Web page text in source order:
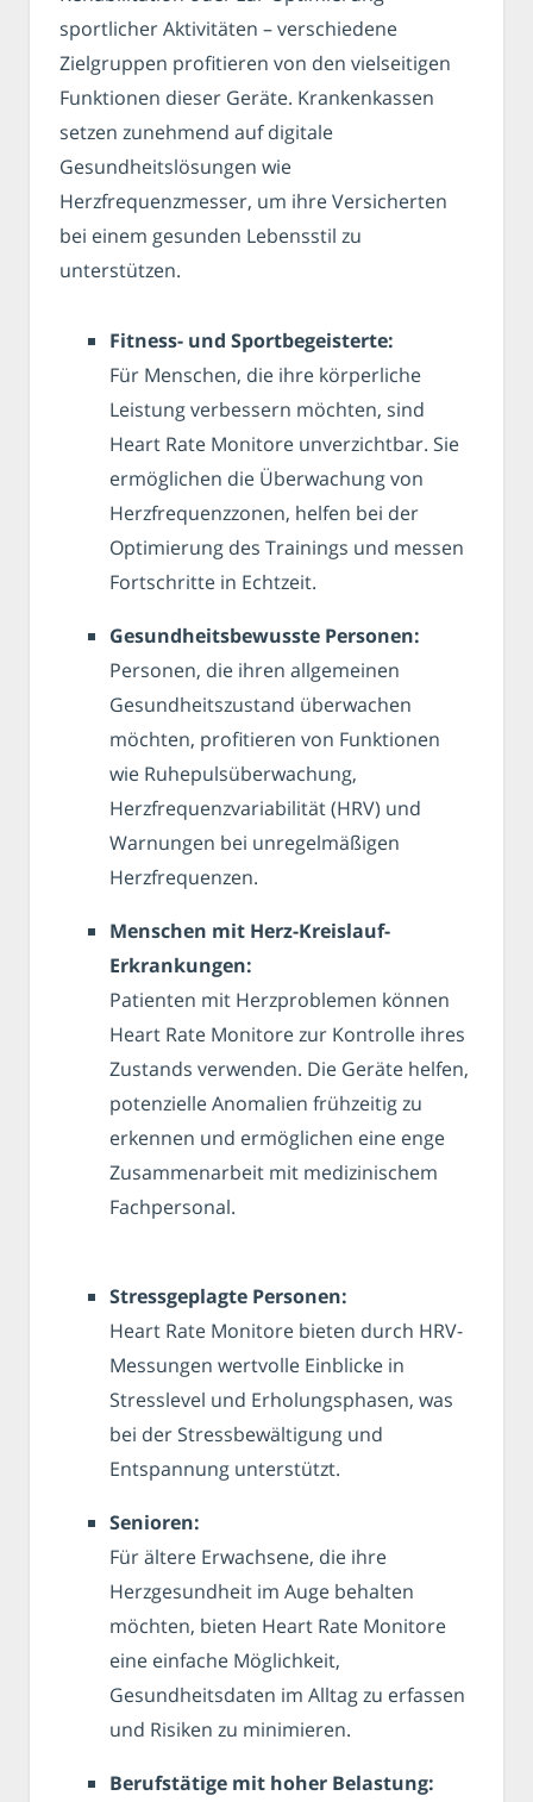
sportlicher Aktivitäten – verschiedene
Zielgruppen profitieren von den vielseitigen
Funktionen dieser Geräte. Krankenkassen
setzen zunehmend auf digitale
Gesundheitslösungen wie
Herzfrequenzmesser, um ihre Versicherten
bei einem gesunden Lebensstil zu
unterstützen.
Fitness- und Sportbegeisterte:
Für Menschen, die ihre körperliche
Leistung verbessern möchten, sind
Heart Rate Monitore unverzichtbar. Sie
ermöglichen die Überwachung von
Herzfrequenzzonen, helfen bei der
Optimierung des Trainings und messen
Fortschritte in Echtzeit.
Gesundheitsbewusste Personen:
Personen, die ihren allgemeinen
Gesundheitszustand überwachen
möchten, profitieren von Funktionen
wie Ruhepulsüberwachung,
Herzfrequenzvariabilität (HRV) und
Warnungen bei unregelmäßigen
Herzfrequenzen.
Menschen mit Herz-Kreislauf-
Erkrankungen:
Patienten mit Herzproblemen können
Heart Rate Monitore zur Kontrolle ihres
Zustands verwenden. Die Geräte helfen,
potenzielle Anomalien frühzeitig zu
erkennen und ermöglichen eine enge
Zusammenarbeit mit medizinischem
Fachpersonal.
Stressgeplagte Personen:
Heart Rate Monitore bieten durch HRV-
Messungen wertvolle Einblicke in
Stresslevel und Erholungsphasen, was
bei der Stressbewältigung und
Entspannung unterstützt.
Senioren:
Für ältere Erwachsene, die ihre
Herzgesundheit im Auge behalten
möchten, bieten Heart Rate Monitore
eine einfache Möglichkeit,
Gesundheitsdaten im Alltag zu erfassen
und Risiken zu minimieren.
Berufstätige mit hoher Belastung: